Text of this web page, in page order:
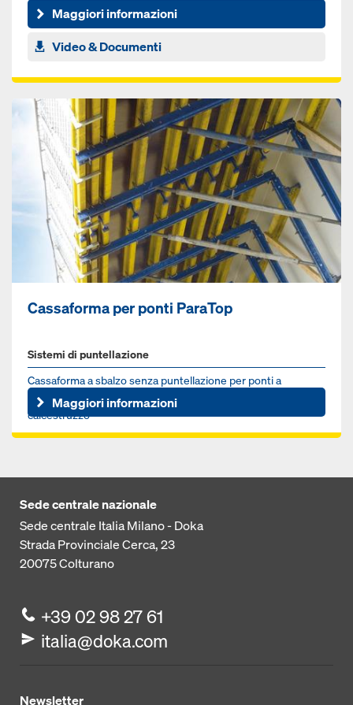
Maggiori informazioni
Video & Documenti
Cassaforma per ponti ParaTop
Sistemi di puntellazione
Cas­saforma a sbalzo senza puntellazione per ponti a
struttura mista e ponti con elementi pre­fabbricati in
calcestruzzo
Maggiori informazioni
Sede centrale nazionale
Sede centrale Italia Milano - Doka
Strada Provinciale Cerca, 23
20075Colturano
+39 02 98 27 61
italia@doka.com
Newsletter